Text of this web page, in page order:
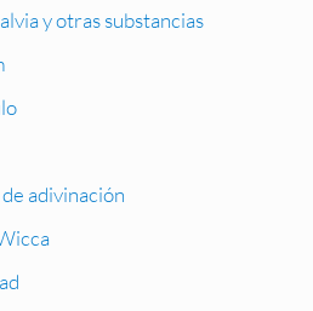
y otras substancias
adivinación